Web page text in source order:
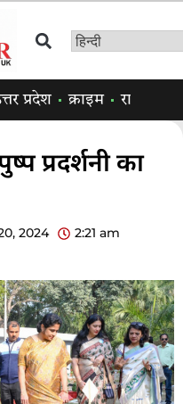
प्रदेश क्राइम राजनीति
प्रदर्शनी का
2024
2:21 am